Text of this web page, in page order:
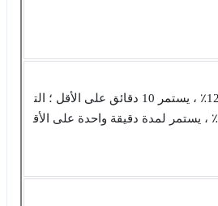
التحميل الزائد 125٪ ، يستمر 10 دقائق على الأقل ؛ الت
حميل الزائد 150٪ ، يستمر لمدة دقيقة واحدة على الأق